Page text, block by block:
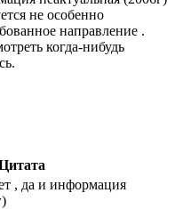
не особенно
направление .
когда-нибудь
, да и информация